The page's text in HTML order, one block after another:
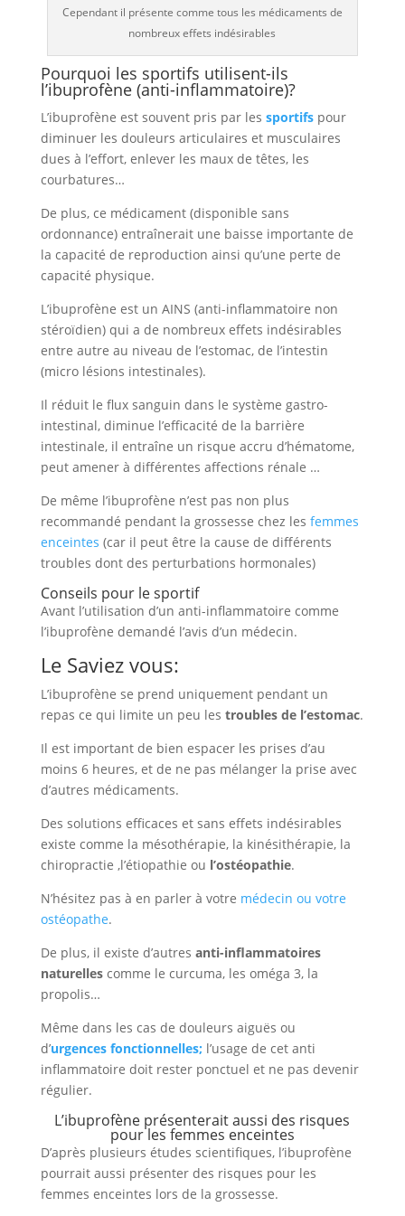
Cependant il présente comme tous les médicaments de
nombreux effets indésirables
Pourquoi les sportifs utilisent-ils
l’ibuprofène (anti-inflammatoire)?
L’ibuprofène est souvent pris par les sportifs pour
diminuer les douleurs articulaires et musculaires
dues à l’effort, enlever les maux de têtes, les
courbatures…
De plus, ce médicament (disponible sans
ordonnance) entraînerait une baisse importante de
la capacité de reproduction ainsi qu’une perte de
capacité physique.
L’ibuprofène est un AINS (anti-inflammatoire non
stéroïdien) qui a de nombreux effets indésirables
entre autre au niveau de l’estomac, de l’intestin
(micro lésions intestinales).
Il réduit le flux sanguin dans le système gastro-
intestinal, diminue l’efficacité de la barrière
intestinale, il entraîne un risque accru d’hématome,
peut amener à différentes affections rénale …
De même l’ibuprofène n’est pas non plus
recommandé pendant la grossesse chez les femmes
enceintes (car il peut être la cause de différents
troubles dont des perturbations hormonales)
Conseils pour le sportif
Avant l’utilisation d’un anti-inflammatoire comme
l’ibuprofène demandé l’avis d’un médecin.
Le Saviez vous:
L’ibuprofène se prend uniquement pendant un
repas ce qui limite un peu les troubles de l’estomac.
Il est important de bien espacer les prises d’au
moins 6 heures, et de ne pas mélanger la prise avec
d’autres médicaments.
Des solutions efficaces et sans effets indésirables
existe comme la mésothérapie, la kinésithérapie, la
chiropractie ,l’étiopathie ou l’ostéopathie.
N’hésitez pas à en parler à votre médecin ou votre
ostéopathe.
De plus, il existe d’autres anti-inflammatoires
naturellescomme le curcuma, les oméga 3, la
propolis…
Même dans les cas de douleurs aiguës ou
d’urgences fonctionnelles; l’usage de cet anti
inflammatoire doit rester ponctuel et ne pas devenir
régulier.
L’ibuprofène présenterait aussi des risques
pour les femmes enceintes
D’après plusieurs études scientifiques, l’ibuprofène
pourrait aussi présenter des risques pour les
femmes enceintes lors de la grossesse.